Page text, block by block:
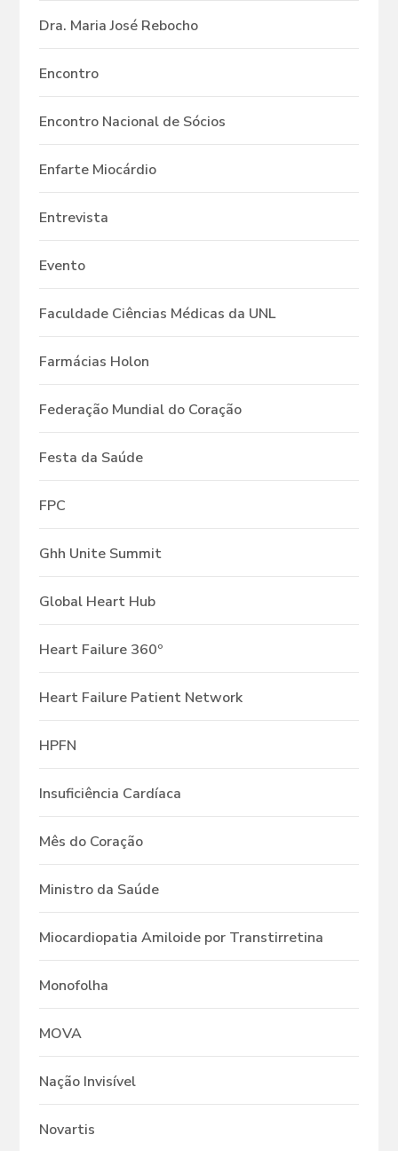
Dra. Maria José Rebocho
Encontro
Encontro Nacional de Sócios
Enfarte Miocárdio
Entrevista
Evento
Faculdade Ciências Médicas da UNL
Farmácias Holon
Federação Mundial do Coração
Festa da Saúde
FPC
Ghh Unite Summit
Global Heart Hub
Heart Failure 360º
Heart Failure Patient Network
HPFN
Insuficiência Cardíaca
Mês do Coração
Ministro da Saúde
Miocardiopatia Amiloide por Transtirretina
Monofolha
MOVA
Nação Invisível
Novartis